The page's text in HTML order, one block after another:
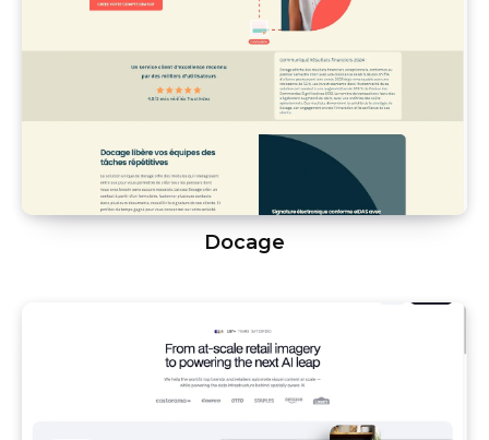
Docage